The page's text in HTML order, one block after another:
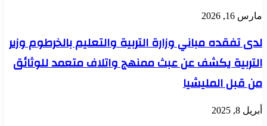
مارس 16, 2026
لدى تفقده مباني وزارة التربية والتعليم بالخرطوم وزير
التربية يكشف عن عبث ممنهج واتلاف متعمد للوثائق
من قبل المليشيا
أبريل 8, 2025